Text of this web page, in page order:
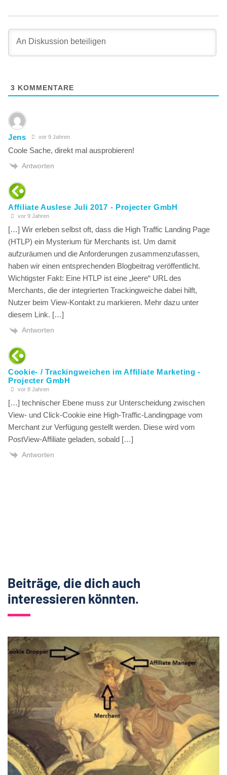
3 KOMMENTARE
Jens vor 9 Jahren
Coole Sache, direkt mal ausprobieren!
Antworten
Affiliate Auslese Juli 2017 - Projecter GmbH
vor 9 Jahren
[…] Wir erleben selbst oft, dass die High Traffic Landing Page
(HTLP) ein Mysterium für Merchants ist. Um damit
aufzuräumen und die Anforderungen zusammenzufassen,
haben wir einen entsprechenden Blogbeitrag veröffentlicht.
Wichtigster Fakt: Eine HTLP ist eine „leere“ URL des
Merchants, die der integrierten Trackingweiche dabei hilft,
Nutzer beim View-Kontakt zu markieren. Mehr dazu unter
diesem Link. […]
Antworten
Cookie- / Trackingweichen im Affiliate Marketing -
Projecter GmbH
vor 8 Jahren
[…] technischer Ebene muss zur Unterscheidung zwischen
View- und Click-Cookie eine High-Traffic-Landingpage vom
Merchant zur Verfügung gestellt werden. Diese wird vom
PostView-Affiliate geladen, sobald […]
Antworten
Beiträge, die dich auch
interessieren könnten.